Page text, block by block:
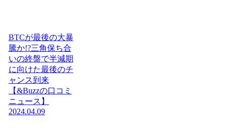
BTCが最後の大暴
騰か!?三角保ち合
いの終盤で半減期
に向けた最後のチ
ャンス到来
【&Buzzの口コミ
ニュース】
2024.04.09